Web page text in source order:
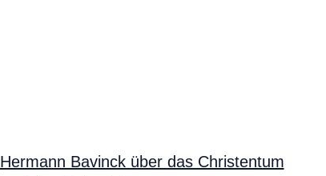
Hermann Bavinck über das Christentum